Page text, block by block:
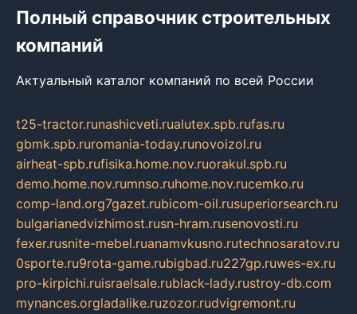
Полный справочник строительных
компаний
Актуальный каталог компаний по всей России
t25-tractor.runashicveti.rualutex.spb.rufas.ru
gbmk.spb.ruromania-today.runovoizol.ru
airheat-spb.rufisika.home.nov.ruorakul.spb.ru
demo.home.nov.rumnso.ruhome.nov.rucemko.ru
comp-land.org7gazet.rubicom-oil.rusuperiorsearch.ru
bulgarianedvizhimost.rusn-hram.rusenovosti.ru
fexer.rusnite-mebel.ruanamvkusno.rutechnosaratov.ru
0sporte.ru9rota-game.rubigbad.ru227gp.ruwes-ex.ru
pro-kirpichi.ruisraelsale.rublack-lady.rustroy-db.com
mynances.orgladalike.ruzozor.rudvigremont.ru